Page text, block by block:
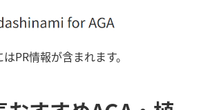
PR情報が含まれます。